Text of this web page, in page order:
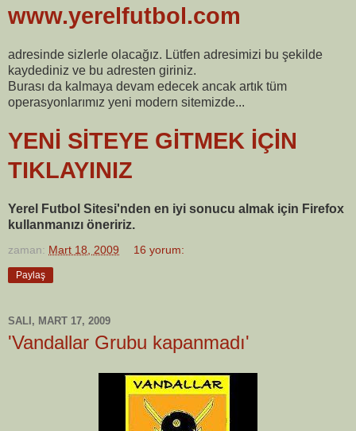
www.yerelfutbol.com
adresinde sizlerle olacağız. Lütfen adresimizi bu şekilde
kaydediniz ve bu adresten giriniz.
Burası da kalmaya devam edecek ancak artık tüm
operasyonlarımız yeni modern sitemizde...
YENİ SİTEYE GİTMEK İÇİN
TIKLAYINIZ
Yerel Futbol Sitesi'nden en iyi sonucu almak için Firefox
kullanmanızı öneririz.
zaman: Mart 18, 2009 16 yorum:
Paylaş
SALI, MART 17, 2009
'Vandallar Grubu kapanmadı'